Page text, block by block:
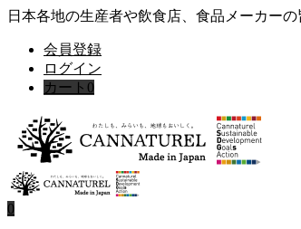
日本各地の生産者や飲食店、食品メーカー
会員登録
ログイン
カート 0
0